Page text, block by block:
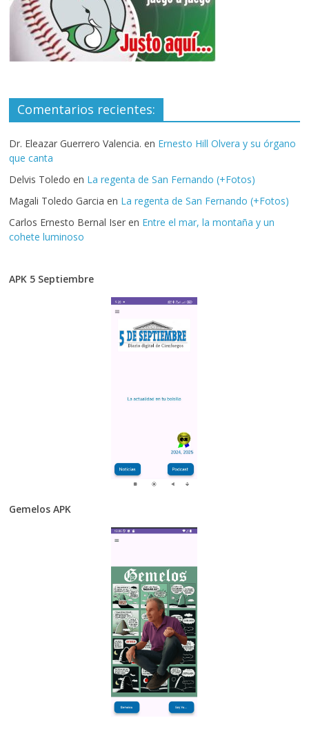
Comentarios recientes:
Dr. Eleazar Guerrero Valencia. en Ernesto Hill Olvera y su órgano
que canta
Delvis Toledo en La regenta de San Fernando (+Fotos)
Magali Toledo Garcia en La regenta de San Fernando (+Fotos)
Carlos Ernesto Bernal Iser en Entre el mar, la montaña y un
cohete luminoso
APK 5 Septiembre
Gemelos APK